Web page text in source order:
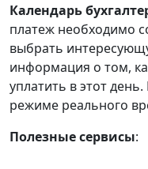
Календарь
платеж необходимо
выбрать
информация о том,
уплатить в этот
режиме реального
Полезные сервисы: